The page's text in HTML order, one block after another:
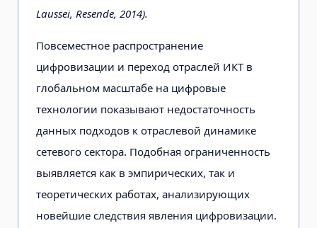
Laussei, Resende, 2014).
Повсеместное распространение
цифровизации и переход отраслей ИКТ в
глобальном масштабе на цифровые
технологии показывают недостаточность
данных подходов к отраслевой динамике
сетевого сектора. Подобная ограниченность
выявляется как в эмпирических, так и
теоретических работах, анализирующих
новейшие следствия явления цифровизации.